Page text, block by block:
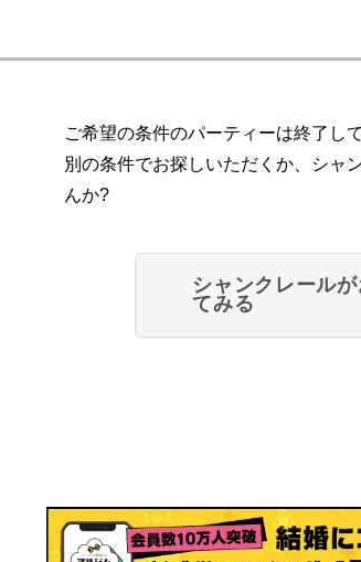
ご希望の条件のパーティーは終了し
別の条件でお探しいただくか、シャ
んか?
シャンクレール
てみる